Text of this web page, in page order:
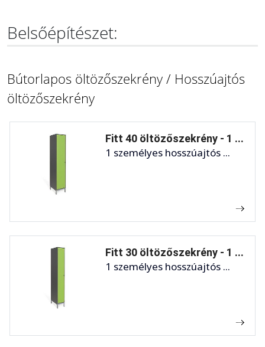
Belsőépítészet:
Bútorlapos öltözőszekrény / Hosszúajtós
öltözőszekrény
Fitt 40 öltözőszekrény - 1 ...
1 személyes hosszúajtós ...
Fitt 30 öltözőszekrény - 1 ...
1 személyes hosszúajtós ...